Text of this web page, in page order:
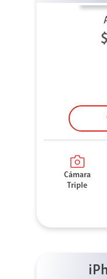
Cámara
Triple